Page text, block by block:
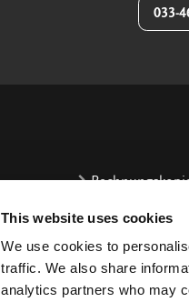
This website uses cookies
We use cookies to
traffic. We also share
analytics partners who may
033-
Rückzahlung
Beschwerden
Stornierung
Contact